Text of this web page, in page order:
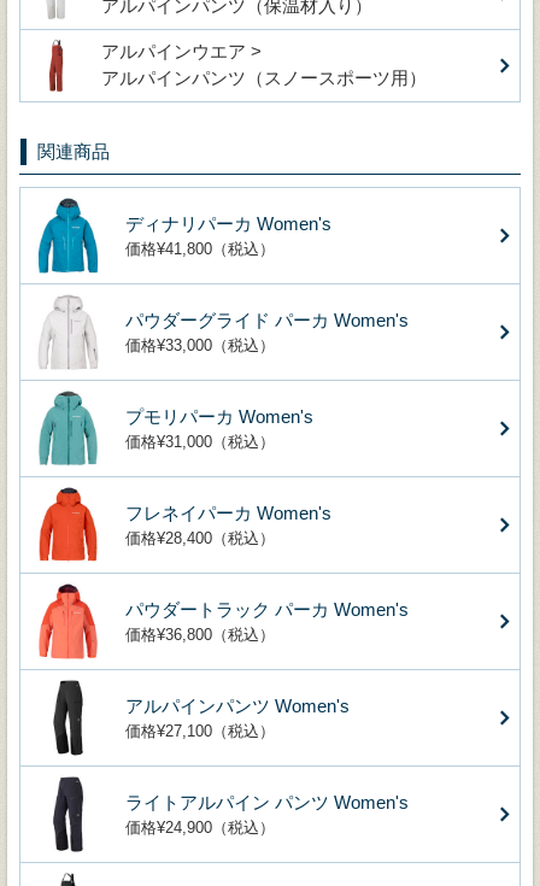
アルパインパンツ（保温材入り）
アルパインウエア >
アルパインパンツ（スノースポーツ用）
関連商品
ディナリパーカ Women's
価格¥41,800（税込）
パウダーグライド パーカ Women's
価格¥33,000（税込）
プモリパーカ Women's
価格¥31,000（税込）
フレネイパーカ Women's
価格¥28,400（税込）
パウダートラック パーカ Women's
価格¥36,800（税込）
アルパインパンツ Women's
価格¥27,100（税込）
ライトアルパイン パンツ Women's
価格¥24,900（税込）